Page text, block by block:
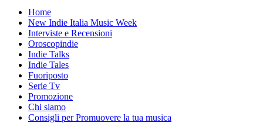
Home
New Indie Italia Music Week
Interviste e Recensioni
Oroscopindie
Indie Talks
Indie Tales
Fuoriposto
Serie Tv
Promozione
Chi siamo
Consigli per Promuovere la tua musica